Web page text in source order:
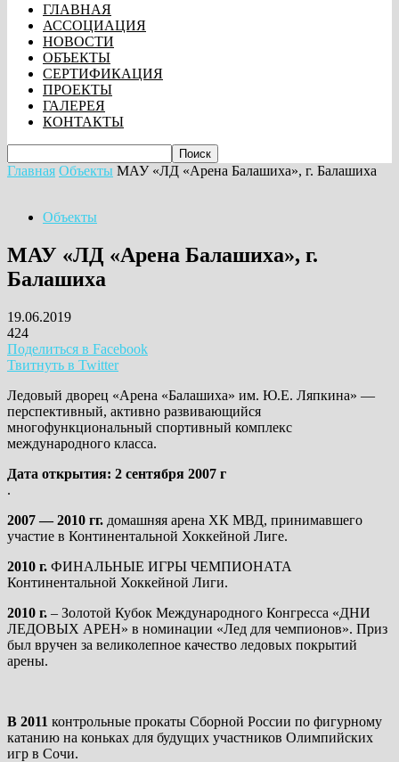
ГЛАВНАЯ
АССОЦИАЦИЯ
НОВОСТИ
ОБЪЕКТЫ
СЕРТИФИКАЦИЯ
ПРОЕКТЫ
ГАЛЕРЕЯ
КОНТАКТЫ
Главная Объекты МАУ «ЛД «Арена Балашиха», г. Балашиха
Объекты
МАУ «ЛД «Арена Балашиха», г.
Балашиха
19.06.2019
424
Поделиться в Facebook
Твитнуть в Twitter
Ледовый дворец «Арена «Балашиха» им. Ю.Е. Ляпкина» —
перспективный, активно развивающийся
многофункциональный спортивный комплекс
международного класса.
Дата открытия: 2 сентября 2007 г
.
2007—2010 гг. домашняя арена ХК МВД, принимавшего
участие в Континентальной Хоккейной Лиге.
2010 г. ФИНАЛЬНЫЕ ИГРЫ ЧЕМПИОНАТА
Континентальной Хоккейной Лиги.
2010 г. – Золотой Кубок Международного Конгресса «ДНИ
ЛЕДОВЫХ АРЕН» в номинации «Лед для чемпионов». Приз
был вручен за великолепное качество ледовых покрытий
арены.
В 2011 контрольные прокаты Сборной России по фигурному
катанию на коньках для будущих участников Олимпийских
игр в Сочи.